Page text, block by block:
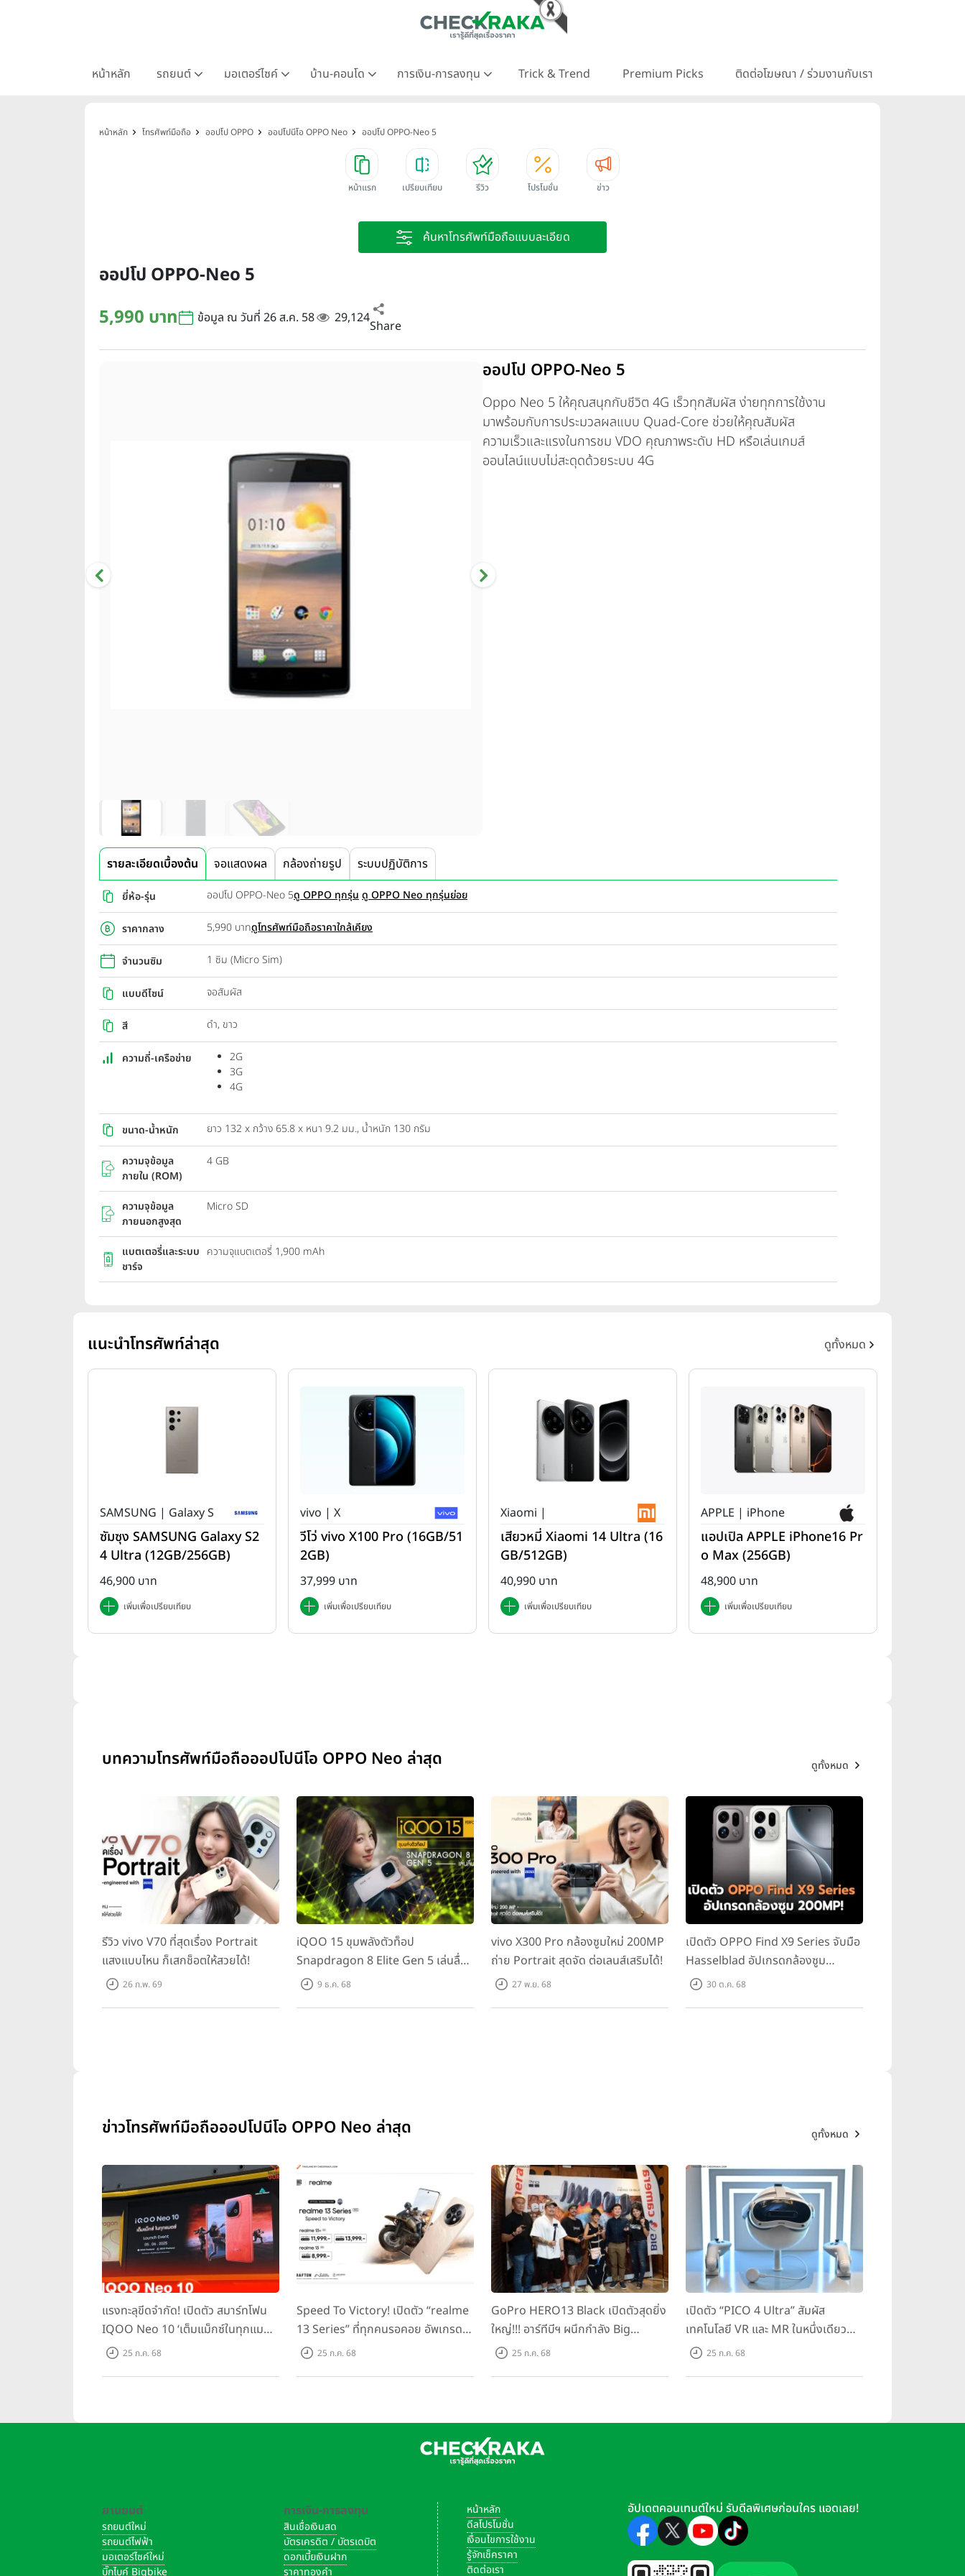
หน้าหลัก รถยนต์ มอเตอร์ไซค์ บ้าน-คอนโด การเงิน-การลงทุน Trick & Trend Premium Picks ติดต่อโฆษณา / ร่วมงานกับเรา
หน้าหลัก โทรศัพท์มือถือ ออปโป OPPO ออปโปนีโอ OPPO Neo ออปโป OPPO-Neo 5
หน้าแรก เปรียบเทียบ รีวิว โปรโมชั่น ข่าว
ค้นหาโทรศัพท์มือถือแบบละเอียด
ออปโป OPPO-Neo 5
5,990 บาท
ข้อมูล ณ วันที่ 26 ส.ค. 58 29,124Share
ออปโป OPPO-Neo 5
Oppo Neo 5 ให้คุณสนุกกับชีวิต 4G เร็วทุกสัมผัส ง่ายทุกการใช้งาน
มาพร้อมกับการประมวลผลแบบ Quad-Core ช่วยให้คุณสัมผัส
ความเร็วและแรงในการชม VDO คุณภาพระดับ HD หรือเล่นเกมส์
ออนไลน์แบบไม่สะดุดด้วยระบบ 4G
รายละเอียดเบื้องต้น จอแสดงผล กล้องถ่ายรูป ระบบปฏิบัติการ
ยี่ห้อ-รุ่น ออปโป OPPO-Neo 5ดู OPPO ทุกรุ่น ดู OPPO Neo ทุกรุ่นย่อย
ราคากลาง 5,990 บาทดูโทรศัพท์มือถือราคาใกล้เคียง
จำนวนซิม 1 ซิม (Micro Sim)
แบบดีไซน์ จอสัมผัส
สี ดำ, ขาว
ความถี่-เครือข่าย
2G
3G
4G
ขนาด-น้ำหนัก ยาว 132 x กว้าง 65.8 x หนา 9.2 มม., น้ำหนัก 130 กรัม
ความจุข้อมูล
ภายใน (ROM)
4 GB
ความจุข้อมูล
ภายนอกสูงสุด
Micro SD
แบตเตอรี่และระบบ
ชาร์จ
ความจุแบตเตอรี่ 1,900 mAh
แนะนำโทรศัพท์ล่าสุด ดูทั้งหมด
SAMSUNG | Galaxy S
ซัมซุง SAMSUNG Galaxy S2
4 Ultra (12GB/256GB)
46,900 บาท
เพิ่มเพื่อเปรียบเทียบ
vivo | X
วีโว่ vivo X100 Pro (16GB/51
2GB)
37,999 บาท
เพิ่มเพื่อเปรียบเทียบ
Xiaomi |
เสียวหมี่ Xiaomi 14 Ultra (16
GB/512GB)
40,990 บาท
เพิ่มเพื่อเปรียบเทียบ
APPLE | iPhone
แอปเปิล APPLE iPhone16 Pr
o Max (256GB)
48,900 บาท
เพิ่มเพื่อเปรียบเทียบ
บทความโทรศัพท์มือถือออปโปนีโอ OPPO Neo ล่าสุด ดูทั้งหมด
รีวิว vivo V70 ที่สุดเรื่อง Portrait
แสงแบบไหน ก็เสกช็อตให้สวยได้!
26 ก.พ. 69
iQOO 15 ขุมพลังตัวท็อป
Snapdragon 8 Elite Gen 5 เล่นลื่น
ทุกเกม!9 ธ.ค. 68
vivo X300 Pro กล้องซูมใหม่ 200MP
ถ่าย Portrait สุดจัด ต่อเลนส์เสริมได้!
27 พ.ย. 68
เปิดตัว OPPO Find X9 Series จับมือ
Hasselblad อัปเกรดกล้องซูม
200MP!30 ต.ค. 68
ข่าวโทรศัพท์มือถือออปโปนีโอ OPPO Neo ล่าสุด ดูทั้งหมด
แรงทะลุขีดจำกัด! เปิดตัว สมาร์ทโฟน
IQOO Neo 10 ‘เต็มแม็กซ์ในทุกแมตช์’
ในราคาเริ่มต้นเพียง 15,900 บาท
25 ก.ค. 68
Speed To Victory! เปิดตัว “realme
13 Series” ที่ทุกคนรอคอย อัพเกรด
ชิปเซ็ตตัวแรง ขึ้นแท่น Gaming
25 ก.ค. 68
GoPro HERO13 Black เปิดตัวสุดยิ่ง
ใหญ่!!! อาร์ทีบีฯ ผนึกกำลัง Big
Camera และ GoPro จัดกิจกรรมสุด
25 ก.ค. 68
เปิดตัว “PICO 4 Ultra” สัมผัส
เทคโนโลยี VR และ MR ในหนึ่งเดียว
ยกระดับการทำงานและความบันเทิง
25 ก.ค. 68
ยานยนต์
รถยนต์ใหม่
รถยนต์ไฟฟ้า
มอเตอร์ไซค์ใหม่
บิ๊กไบค์ Bigbike
การเงิน-การลงทุน
สินเชื่อเงินสด
บัตรเครดิต / บัตรเดบิต
ดอกเบี้ยเงินฝาก
ราคาทองคำ
หน้าหลัก
ดีลโปรโมชั่น
เงื่อนไขการใช้งาน
รู้จักเช็คราคา
ติดต่อเรา
อัปเดตคอนเทนต์ใหม่ รับดีลพิเศษก่อนใคร แอดเลย!